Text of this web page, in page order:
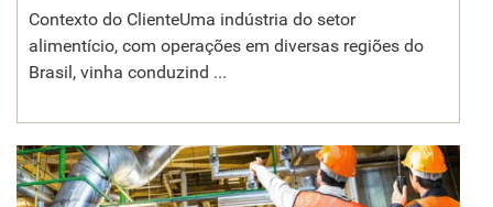
Contexto do ClienteUma indústria do setor
alimentício, com operações em diversas regiões do
Brasil, vinha conduzind ...